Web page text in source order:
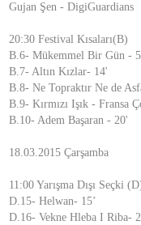
Gujan Şen - DigiGuardians
20:30 Festival Kısaları(B)
B.6- Mükemmel Bir Gün -
B.7- Altın Kızlar- 14'
B.8- Ne Topraktır Ne de
B.9- Kırmızı Işık - Fransa
B.10- Adem Başaran - 20'
18.03.2015 Çarşamba
11:00 Yarışma Dışı Seçki
D.15- Helwan- 15’
D.16- Vekne Hleba I Riba-